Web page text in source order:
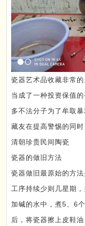
瓷器艺术品收藏非常
当成了一种投资保值
多不法分子为了牟取
藏友在提高警惕的同
清朝珍贵民间陶瓷
瓷器的做旧方法
瓷器做旧最原始的方
工序持续少则几星期
加碱的水中，煮5、6
后，将瓷器擦上皮鞋